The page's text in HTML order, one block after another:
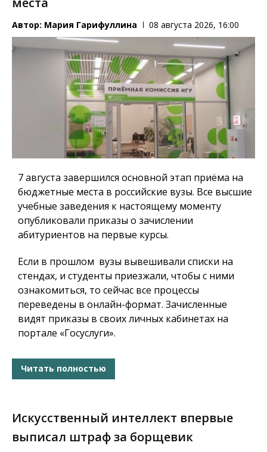
Автор: Мария Гарифуллина 08 августа 2026, 16:00
7 августа завершился основной этап приёма на
бюджетные места в российские вузы. Все высшие
учебные заведения к настоящему моменту
опубликовали приказы о зачислении
абитуриентов на первые курсы.
Если в прошлом вузы вывешивали списки на
стендах, и студенты приезжали, чтобы с ними
ознакомиться, то сейчас все процессы
переведены в онлайн-формат. Зачисленные
видят приказы в своих личных кабинетах на
портале «Госуслуги».
Читать полностью
Искусственный интеллект впервые
выписал штраф за борщевик